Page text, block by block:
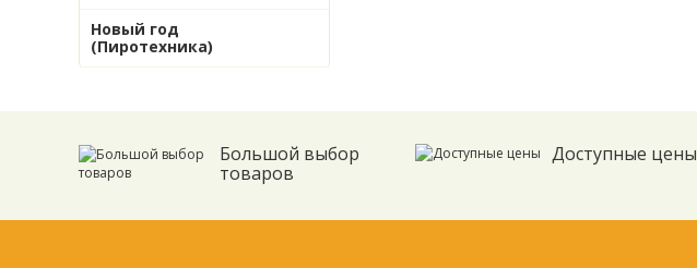
Новый год
(Пиротехника)
Большой выбор
товаров
Доступные цены